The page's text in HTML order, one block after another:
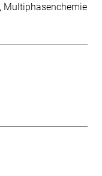
Multiphasenchemie